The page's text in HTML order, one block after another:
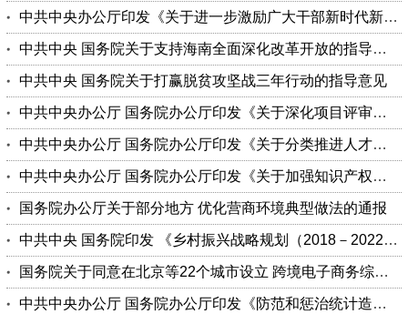
中共中央办公厅印发《关于进一步激励广大干部新时代新担当新作为的意见》
中共中央 国务院关于支持海南全面深化改革开放的指导意见
中共中央 国务院关于打赢脱贫攻坚战三年行动的指导意见
中共中央办公厅 国务院办公厅印发《关于深化项目评审、人才评价、机构评估改革的意见》
中共中央办公厅 国务院办公厅印发《关于分类推进人才评价机制改革的指导意见》
中共中央办公厅 国务院办公厅印发《关于加强知识产权审判领域改革创新若干问题的意见》
国务院办公厅关于部分地方 优化营商环境典型做法的通报
中共中央 国务院印发 《乡村振兴战略规划（2018－2022年）》
国务院关于同意在北京等22个城市设立 跨境电子商务综合试验区的批复
中共中央办公厅 国务院办公厅印发《防范和惩治统计造假、弄虚作假督察工作规定》